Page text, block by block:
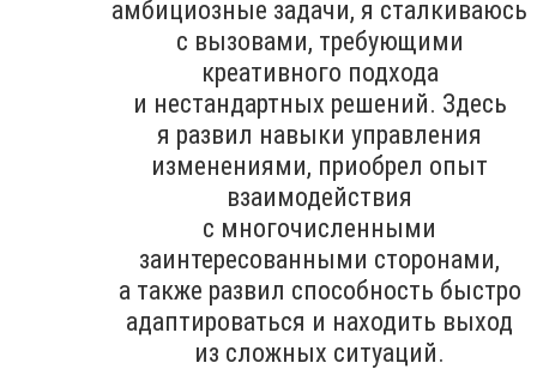
амбициозные задачи, я сталкиваюсь
с вызовами, требующими
креативного подхода
и нестандартных решений. Здесь
я развил навыки управления
изменениями, приобрел опыт
взаимодействия
с многочисленными
заинтересованными сторонами,
а также развил способность быстро
адаптироваться и находить выход
из сложных ситуаций.